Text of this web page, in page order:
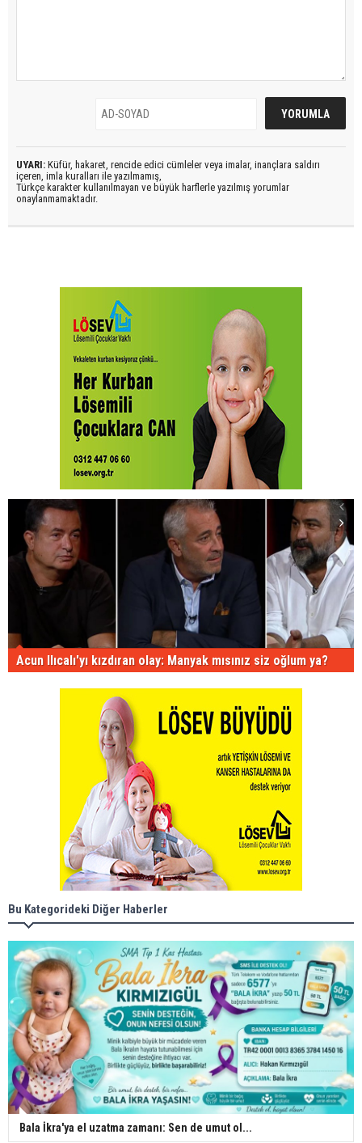
UYARI: Küfür, hakaret, rencide edici cümleler veya imalar, inançlara saldırı
içeren, imla kuralları ile yazılmamış,
Türkçe karakter kullanılmayan ve büyük harflerle yazılmış yorumlar
onaylanmamaktadır.
Acun Ilıcalı'yı kızdıran olay: Manyak mısınız siz oğlum ya?
Bu Kategorideki Diğer Haberler
Bala İkra'ya el uzatma zamanı: Sen de umut ol...